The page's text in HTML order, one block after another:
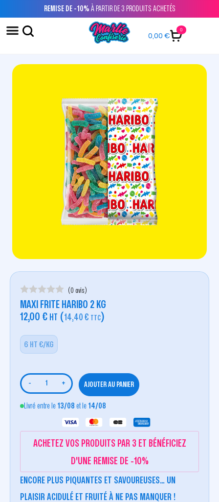
REMISE DE -10% À PARTIR DE 3 PRODUITS ACHETÉS
0,00€
0
(0 avis)
MAXI FRITE HARIBO 2 KG
12,00 € HT (14,40 € TTC)
6 HT €/KG
- + AJOUTER AU PANIER
Livré entre le 13/08 et le 14/08
ACHETEZ VOS PRODUITS PAR 3 ET BÉNÉFICIEZ
D'UNE REMISE DE -10%
ENCORE PLUS PIQUANTES ET SAVOUREUSES… UN
PLAISIR ACIDULÉ ET FRUITÉ À NE PAS MANQUER !